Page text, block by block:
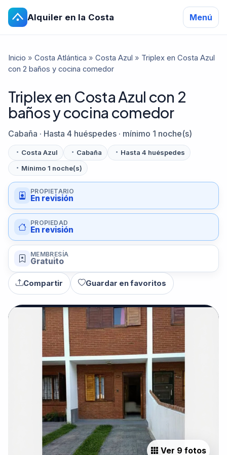
Alquiler en la Costa Menú
Inicio » Costa Atlántica » Costa Azul » Triplex en Costa Azul
con 2 baños y cocina comedor
Triplex en Costa Azul con 2
baños y cocina comedor
Cabaña · Hasta 4 huéspedes · mínimo 1 noche(s)
Costa Azul Cabaña
Hasta 4 huéspedes
Mínimo 1 noche(s)
PROPIETARIO
En revisión
PROPIEDAD
En revisión
MEMBRESÍA
Gratuito
Compartir Guardar en favoritos
Ver 9 fotos